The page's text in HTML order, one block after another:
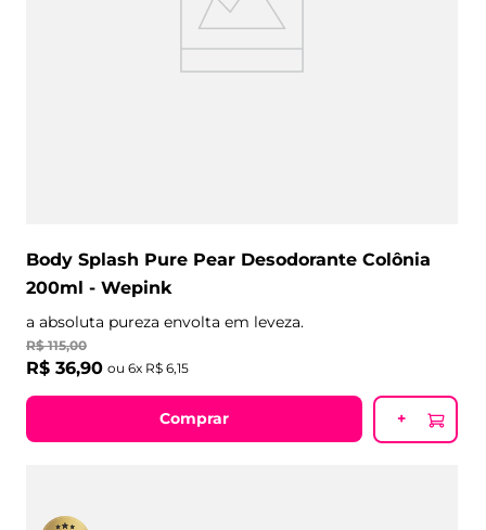
Body Splash Pure Pear Desodorante Colônia
200ml - Wepink
a absoluta pureza envolta em leveza.
R$ 115,00
R$ 36,90 ou 6x R$ 6,15
Comprar +